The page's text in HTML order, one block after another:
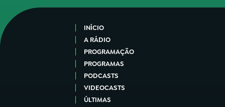
INÍCIO
A RÁDIO
PROGRAMAÇÃO
PROGRAMAS
PODCASTS
VIDEOCASTS
ÚLTIMAS